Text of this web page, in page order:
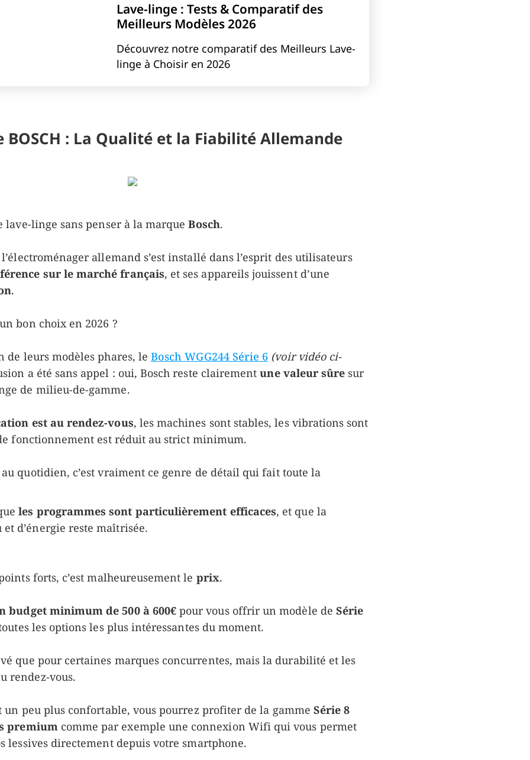
Lave-linge : Tests & Comparatif des
Meilleurs Modèles 2026
Découvrez notre comparatif des Meilleurs Lave-
linge à Choisir en 2026
BOSCH : La Qualité et la Fiabilité Allemande
linge sans penser à la marqueBosch.
allemand s’est installé dans l’esprit des utilisateurs
sur le marché français, et ses appareils jouissent d’une
.
bon choix en 2026 ?
de leurs modèles phares, leBosch WGG244 Série 6 (voir vidéo ci-
a été sans appel : oui, Bosch reste clairementune valeur sûre sur
de milieu-de-gamme.
est au rendez-vous, les machines sont stables, les vibrations sont
fonctionnement est réduit au strict minimum.
quotidien, c’est vraiment ce genre de détail qui fait toute la
les programmes sont particulièrement efficaces, et que la
et d’énergie reste maîtrisée.
forts, c’est malheureusement le prix.
budget minimum de 500 à 600€ pour vous offrir un modèle de Série
les options les plus intéressantes du moment.
que pour certaines marques concurrentes, mais la durabilité et les
rendez-vous.
un peu plus confortable, vous pourrez profiter de la gamme Série 8
premiumcomme par exemple une connexion Wifi qui vous permet
lessives directement depuis votre smartphone.